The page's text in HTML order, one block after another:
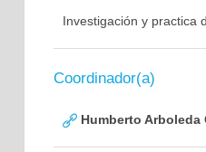
Investigación y practica
Coordinador(a)
Humberto Arboleda